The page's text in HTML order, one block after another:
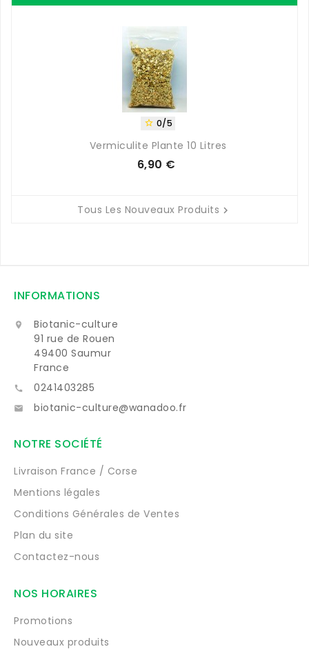
 0/5
Vermiculite Plante 10 Litres
Prix
6,90 €
Tous Les Nouveaux Produits 
INFORMATIONS

Biotanic-culture
91 rue de Rouen
49400 Saumur
France
 0241403285
 biotanic-culture@wanadoo.fr
NOTRE SOCIÉTÉ
Livraison France / Corse
Mentions légales
Conditions Générales de Ventes
Plan du site
Contactez-nous
NOS HORAIRES
Promotions
Nouveaux produits